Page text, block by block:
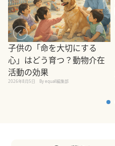
子供の「命を大切にする
心」はどう育つ？動物介在
活動の効果
2026年8月5日 By equall編集部